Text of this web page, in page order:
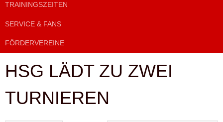
TRAININGSZEITEN
SERVICE & FANS
FÖRDERVEREINE
HSG LÄDT ZU ZWEI
TURNIEREN